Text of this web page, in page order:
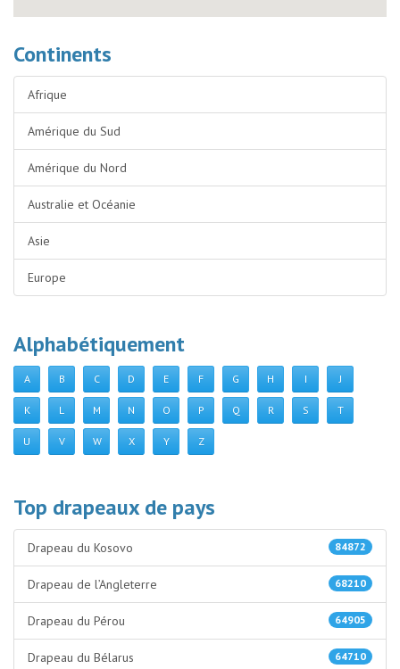
Continents
Afrique
Amérique du Sud
Amérique du Nord
Australie et Océanie
Asie
Europe
Alphabétiquement
A B C D E F G H I J
K L M N O P Q R S T
U V W X Y Z
Top drapeaux de pays
84872
Drapeau du Kosovo
68210
Drapeau de l’Angleterre
64905
Drapeau du Pérou
64710
Drapeau du Bélarus